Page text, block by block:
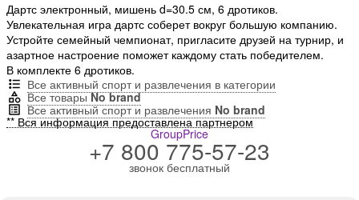
Дартс электронный, мишень d=30.5 см, 6 дротиков.
Увлекательная игра дартс соберет вокруг большую компанию.
Устройте семейный чемпионат, пригласите друзей на турнир, и
азартное настроение поможет каждому стать победителем.
В комплекте 6 дротиков.
Все активный спорт и развлечения в категории
Все товарыNo brand
Все активный спорт и развлечения No brand
** Вся информация предоставлена партнером
GroupPrice
+7 800 775-57-23
звонок бесплатный